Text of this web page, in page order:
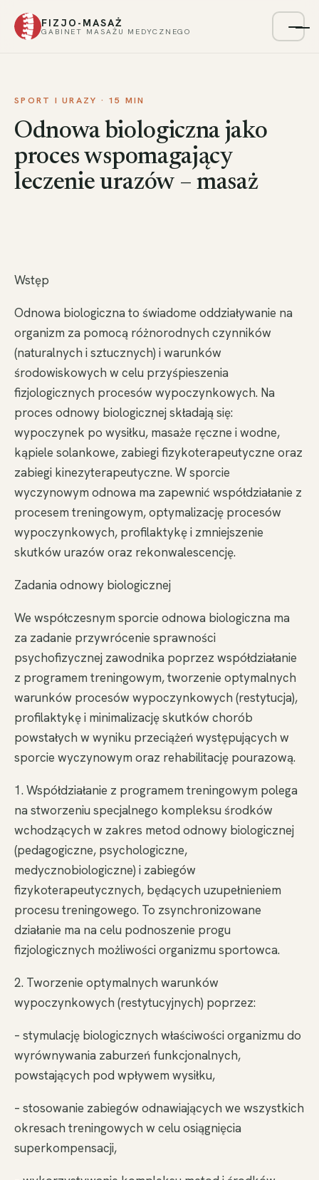
FIZJO-MASAŻ
GABINET MASAŻU MEDYCZNEGO Menu
SPORT I URAZY · 15 MIN
Odnowa biologiczna jako
proces wspomagający
leczenie urazów – masaż
Wstęp
Odnowa biologiczna to świadome oddziaływanie na
organizm za pomocą różnorodnych czynników
(naturalnych i sztucznych) i warunków
środowiskowych w celu przyśpieszenia
fizjologicznych procesów wypoczynkowych. Na
proces odnowy biologicznej składają się:
wypoczynek po wysiłku, masaże ręczne i wodne,
kąpiele solankowe, zabiegi fizykoterapeutyczne oraz
zabiegi kinezyterapeutyczne. W sporcie
wyczynowym odnowa ma zapewnić współdziałanie z
procesem treningowym, optymalizację procesów
wypoczynkowych, profilaktykę i zmniejszenie
skutków urazów oraz rekonwalescencję.
Zadania odnowy biologicznej
We współczesnym sporcie odnowa biologiczna ma
za zadanie przywrócenie sprawności
psychofizycznej zawodnika poprzez współdziałanie
z programem treningowym, tworzenie optymalnych
warunków procesów wypoczynkowych (restytucja),
profilaktykę i minimalizację skutków chorób
powstałych w wyniku przeciążeń występujących w
sporcie wyczynowym oraz rehabilitację pourazową.
1. Współdziałanie z programem treningowym polega
na stworzeniu specjalnego kompleksu środków
wchodzących w zakres metod odnowy biologicznej
(pedagogiczne, psychologiczne,
medycznobiologiczne) i zabiegów
fizykoterapeutycznych, będących uzupełnieniem
procesu treningowego. To zsynchronizowane
działanie ma na celu podnoszenie progu
fizjologicznych możliwości organizmu sportowca.
2. Tworzenie optymalnych warunków
wypoczynkowych (restytucyjnych) poprzez:
– stymulację biologicznych właściwości organizmu do
wyrównywania zaburzeń funkcjonalnych,
powstających pod wpływem wysiłku,
– stosowanie zabiegów odnawiających we wszystkich
okresach treningowych w celu osiągnięcia
superkompensacji,